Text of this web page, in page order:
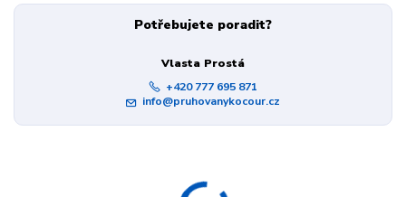
Potřebujete poradit?
Vlasta Prostá
+420 777 695 871
info@pruhovanykocour.cz